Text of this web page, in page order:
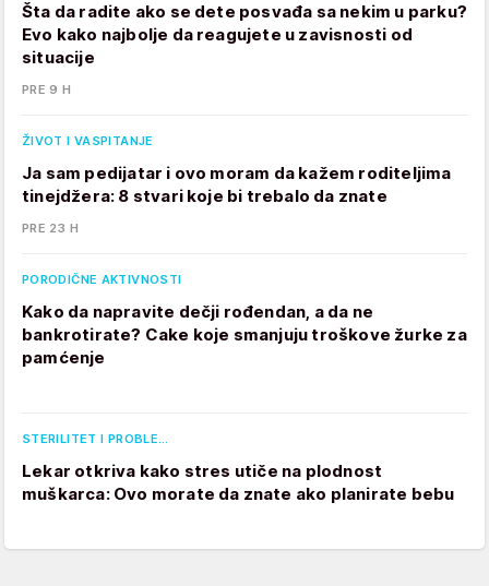
Šta da radite ako se dete posvađa sa nekim u parku?
Evo kako najbolje da reagujete u zavisnosti od
situacije
PRE 9 H
ŽIVOT I VASPITANJE
Ja sam pedijatar i ovo moram da kažem roditeljima
tinejdžera: 8 stvari koje bi trebalo da znate
PRE 23 H
PORODIČNE AKTIVNOSTI
Kako da napravite dečji rođendan, a da ne
bankrotirate? Cake koje smanjuju troškove žurke za
pamćenje
STERILITET I PROBLE…
Lekar otkriva kako stres utiče na plodnost
muškarca: Ovo morate da znate ako planirate bebu